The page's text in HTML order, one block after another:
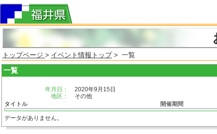
トップページ > イベント情報トップ> 一覧
一覧
年月日：
2020年9月15日
地区：
その他
タイトル
開催期間
データがありません。